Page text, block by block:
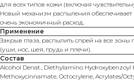
для всех типов кожи (включая
Новый механизм распыления
очень экономичный расход.
Применение
Закрыв глаза, распылить спрей на все
(уши, нос, шея, грудь и плечи).
Состав
Alcohol Denat., Diethylamino Hydroxybenzoyl
Methoxycinnamate, Octocrylene, Acrylates/